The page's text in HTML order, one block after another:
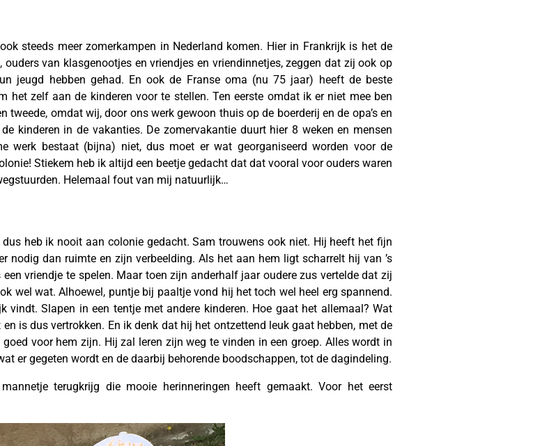
steeds meer zomerkampen in Nederland komen. Hier in Frankrijk is het de
van klasgenootjes en vriendjes en vriendinnetjes, zeggen dat zij ook op
jeugd hebben gehad. En ook de Franse oma (nu 75 jaar) heeft de beste
het zelf aan de kinderen voor te stellen. Ten eerste omdat ik er niet mee ben
omdat wij, door ons werk gewoon thuis op de boerderij en de opa’s en
kinderen in de vakanties. De zomervakantie duurt hier 8 weken en mensen
werk bestaat (bijna) niet, dus moet er wat georganiseerd worden voor de
Stiekem heb ik altijd een beetje gedacht dat dat vooral voor ouders waren
Helemaal fout van mij natuurlijk…
heb ik nooit aan colonie gedacht. Sam trouwens ook niet. Hij heeft het fijn
nodig dan ruimte en zijn verbeelding. Als het aan hem ligt scharrelt hij van ’s
vriendje te spelen. Maar toen zijn anderhalf jaar oudere zus vertelde dat zij
wel wat. Alhoewel, puntje bij paaltje vond hij het toch wel heel erg spannend.
Slapen in een tentje met andere kinderen. Hoe gaat het allemaal? Wat
is dus vertrokken. En ik denk dat hij het ontzettend leuk gaat hebben, met de
voor hem zijn. Hij zal leren zijn weg te vinden in een groep. Alles wordt in
er gegeten wordt en de daarbij behorende boodschappen, tot de dagindeling.
terugkrijg die mooie herinneringen heeft gemaakt. Voor het eerst